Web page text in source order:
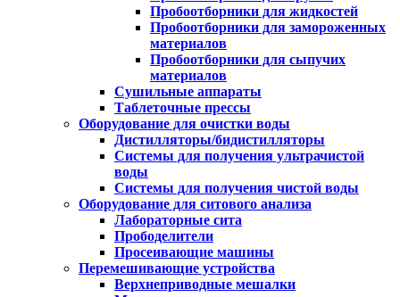
Пробоотборники для жидкостей
Пробоотборники для замороженных
материалов
Пробоотборники для сыпучих
материалов
Сушильные аппараты
Таблеточные прессы
Оборудование для очистки воды
Дистилляторы/бидистилляторы
Системы для получения ультрачистой
воды
Системы для получения чистой воды
Оборудование для ситового анализа
Лабораторные сита
Прободелители
Просеивающие машины
Перемешивающие устройства
Верхнеприводные мешалки